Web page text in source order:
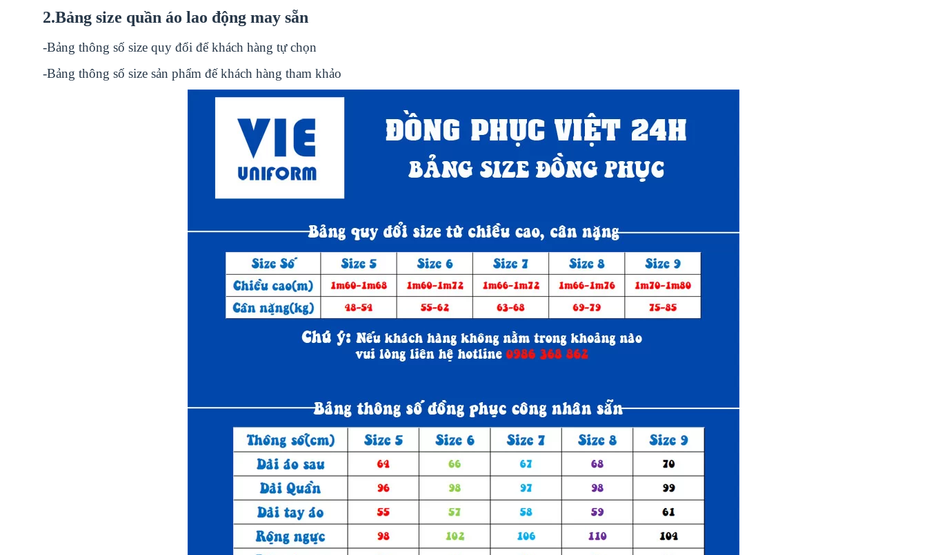
2.Bảng size quần áo lao động may sẵn
-Bảng thông số size quy đổi để khách hàng tự chọn
-Bảng thông số size sản phẩm đế khách hàng tham khảo